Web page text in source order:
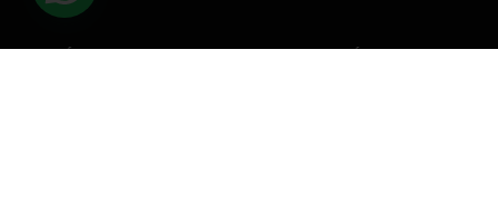
DIRECCIÓN
INFORMACIÓN